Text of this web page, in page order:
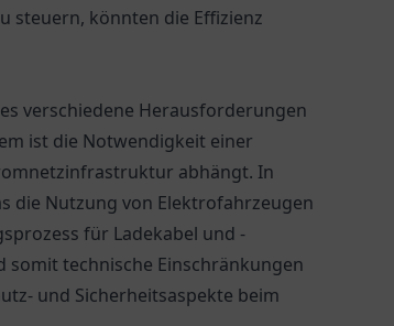
steuern, könnten die Effizienz
verschiedene Herausforderungen
ist die Notwendigkeit einer
abhängt. In
die Nutzung von Elektrofahrzeugen
für Ladekabel und -
somit technische Einschränkungen
und Sicherheitsaspekte beim